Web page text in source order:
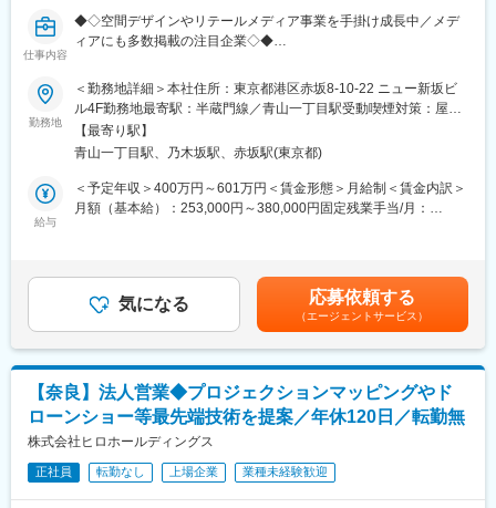
【ポジションの魅力】
「日本の才能を、世界のスタンダードへ」――その架け橋となる
■作家の夢を叶えるパートナー ：
ご自身の提案ひとつで、作家の活躍の場が世界へと広がります。
「海外進出なんて夢のよう」と作家に喜ばれ、現地のファンから
熱狂的な反響を得る瞬間は、何にも代えがたい達成感です。
SNSを通じて世界中のファンから届く歓喜の声や、目標売上の達
成など、自分の仕事が数字と熱狂の両面で評価されます。
【採用背景】
事業好調および海外展開の加速につき、新たなメンバーを募集い
たします。 日本のイラスト文化は今、世界中からかつてない注目
を浴びています。
ファンの期待、そして作家の想いに応え続けるためには組織体制
の強化が不可欠です。私たちと一緒に、世界を驚かせる“ワクワ
ク”を形にしていきませんか？
仕事内容
◆◇空間デザインやリテールメディア事業を手掛け成長中／メデ
ィアにも多数掲載の注目企業◇◆
■業務内容：
リアル領域の販売促進物や広告物、店舗装飾のデザインを通じ
て、ブランドの価値をカスタマーの手元へ確実に届けるお仕事で
す。
■業務詳細：
ウィンドウディスプレイ・店舗内装飾のデザインをお任せしま
に応じた最適な装飾や演出デザインを検討します。
（2）デザイン業務
ヒアリング内容をもとに、デザイン案の考案から図面作成までを
受注後は、パートナー企業と連携しながら制作・施工の進行管理
を行います。現場での施工立ち合いも含まれます。
■本ポジションの魅力：
（1）クリエイティブな仕事で感動を提供
ウィンドウディスプレイや店舗内装飾のデザインを通じて、多く
の人々に驚きや感動を届けるやりがいがあります。自分のアイデ
勤務地
＜勤務地詳細＞本社住所：東京都港区赤坂8-10-22 ニュー新坂ビ
ル4F勤務地最寄駅：半蔵門線／青山一丁目駅受動喫煙対策：屋内
全面禁煙変更の範囲：会社の定める事業所
【最寄り駅】
青山一丁目駅、乃木坂駅、赤坂駅(東京都)
給与
＜予定年収＞400万円～601万円＜賃金形態＞月給制＜賃金内訳＞
月額（基本給）：253,000円～380,000円固定残業手当/月：
年収は平均的な業績賞与支給額を含み算出※その他：調整手当職能
手当、SO検討有り・昇給：年1回（3月）・賞与：年2回（業績賞
与／直近6回連続して支給実績あり）賃金はあくまでも目安の金額
であり、選考を通じて上下する可能性があります。月給(月額)は固
定手当を含めた表記です。
気になる 応募依頼する
（エージェントサービス）
【奈良】法人営業◆プロジェクションマッピングやド
ローンショー等最先端技術を提案／年休120日／転勤無
株式会社ヒロホールディングス
正社員 転勤なし 上場企業 業種未経験歓迎